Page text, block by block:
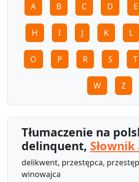
A B C D E
H I J K L
O P R S T
W Z
Tłumaczenie na
delinquent,
delikwent, przestępca,
winowajca